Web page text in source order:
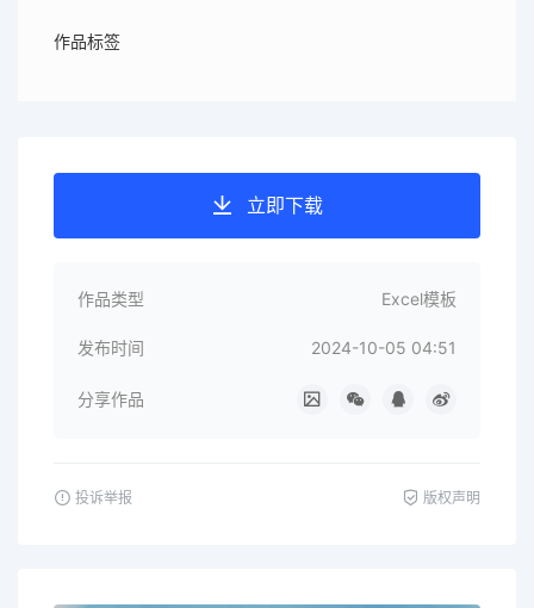
作品标签
立即下载
作品类型 Excel模板
发布时间 2024-10-05 04:51
分享作品
投诉举报 版权声明